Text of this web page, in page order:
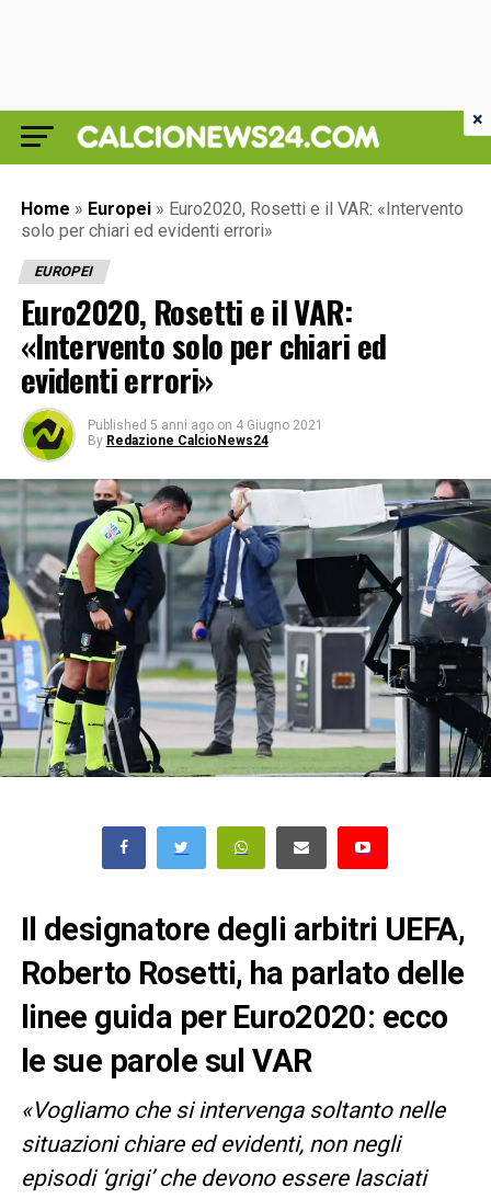
Home » Europei » Euro2020, Rosetti e il VAR: «Intervento
solo per chiari ed evidenti errori»
EUROPEI
Euro2020, Rosetti e il VAR:
«Intervento solo per chiari ed
evidenti errori»
Published 5 anni ago on 4 Giugno 2021
By Redazione CalcioNews24
Il designatore degli arbitri UEFA,
Roberto Rosetti, ha parlato delle
linee guida per Euro2020: ecco
le sue parole sul VAR
«Vogliamo che si intervenga soltanto nelle
situazioni chiare ed evidenti, non negli
episodi ‘grigi’ che devono essere lasciati
×